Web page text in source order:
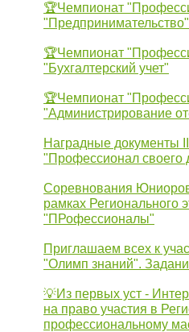
🏆Чемпионат
"Предпринимательство"
🏆Чемпионат
"Бухгалтерский учет"
🏆Чемпионат
"Администрирование
Наградные документы
"Профессионал своего
Соревнования
рамках Регионального
"ПРофессионалы"
Приглашаем всех к
"Олимп знаний".
💡Из первых уст -
на право участия в
профессиональному